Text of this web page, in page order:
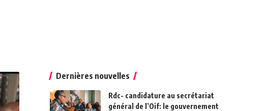
Dernières nouvelles
Rdc- candidature au secrétariat
général de l’Oif: le gouvernement